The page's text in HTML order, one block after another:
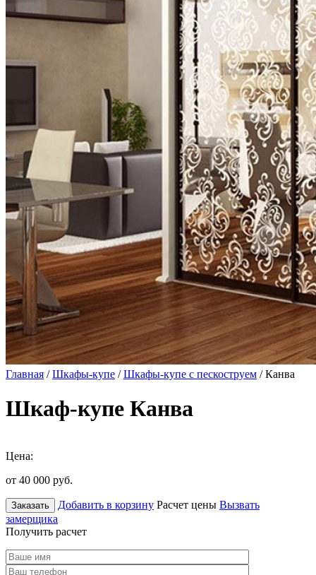
Главная /Шкафы-купе /Шкафы-купе с пескоструем / Канва
Шкаф-купе Канва
Цена:
от 40 000 руб.
Заказать Добавить в корзину Расчет цены Вызвать
замерщика
Получить расчет